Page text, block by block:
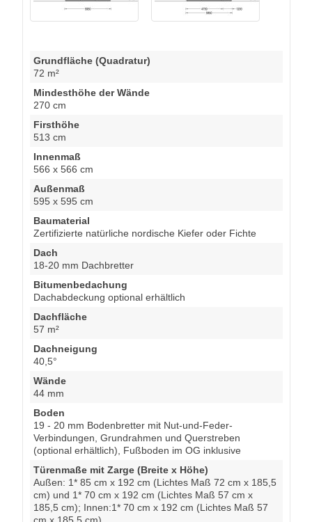
Grundfläche (Quadratur)
72 m²
Mindesthöhe der Wände
270 cm
Firsthöhe
513 cm
Innenmaß
566 x 566 cm
Außenmaß
595 x 595 cm
Baumaterial
Zertifizierte natürliche nordische Kiefer oder Fichte
Dach
18-20 mm Dachbretter
Bitumenbedachung
Dachabdeckung optional erhältlich
Dachfläche
57 m²
Dachneigung
40,5°
Wände
44 mm
Boden
19 - 20 mm Bodenbretter mit Nut-und-Feder-
Verbindungen, Grundrahmen und Querstreben
(optional erhältlich), Fußboden im OG inklusive
Türenmaße mit Zarge (Breite x Höhe)
Außen: 1* 85 cm x 192 cm (Lichtes Maß 72 cm x 185,5
cm) und 1* 70 cm x 192 cm (Lichtes Maß 57 cm x
185,5 cm); Innen:1* 70 cm x 192 cm (Lichtes Maß 57
cm x 185,5 cm)